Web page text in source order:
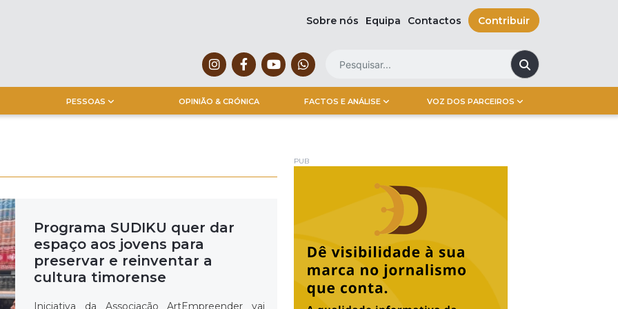
Sobre nós Equipa Contactos Contribuir
PESSOAS OPINIÃO & CRÓNICA FACTOS E ANÁLISE VOZ DOS PARCEIROS
Programa SUDIKU quer dar
espaço aos jovens para
preservar e reinventar a
cultura timorense
Iniciativa da Associação ArtEmpreender vai
PUB